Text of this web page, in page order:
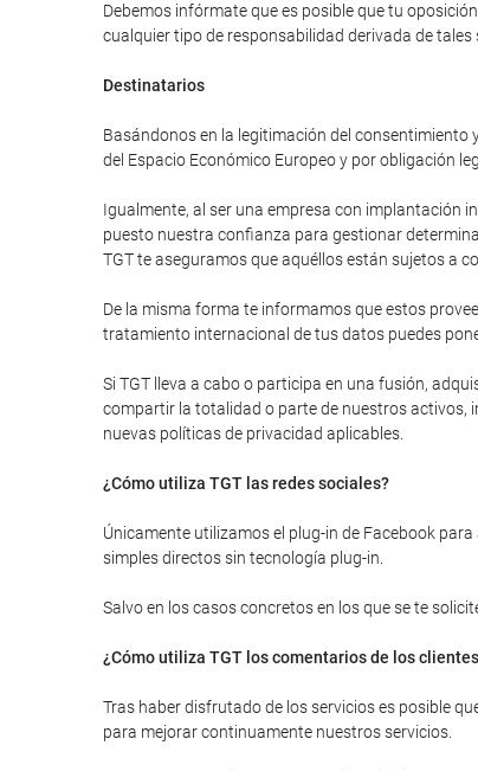
Debemos infórmate que es posible que tu
cualquier tipo de responsabilidad derivada de tales
Destinatarios
Basándonos en la legitimación del
del Espacio Económico Europeo y por obligación
Igualmente, al ser una empresa con implantación
puesto nuestra confianza para gestionar
TGT te aseguramos que aquéllos están sujetos a
De la misma forma te informamos que estos
tratamiento internacional de tus datos puedes
Si TGT lleva a cabo o participa en una fusión,
compartir la totalidad o parte de nuestros activos,
nuevas políticas de privacidad aplicables.
¿Cómo utiliza TGT las redes sociales?
Únicamente utilizamos el plug-in de Facebook
simples directos sin tecnología plug-in.
Salvo en los casos concretos en los que se te
¿Cómo utiliza TGT los comentarios de los
Tras haber disfrutado de los servicios es posible
para mejorar continuamente nuestros servicios.